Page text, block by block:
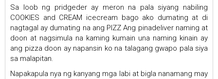
Sa loob ng pridgeder ay meron na pala siyang nabiling
COOKIES and CREAM icecream bago ako dumating at di
nagtagal ay dumating na ang PIZZ Ang pinadeliver naming at
doon at nagsimula na kaming kumain una naming kinain ay
ang pizza doon ay napansin ko na talagang gwapo pala siya
sa malapitan.
Napakapula nya ng kanyang mga labi at bigla nanamang may